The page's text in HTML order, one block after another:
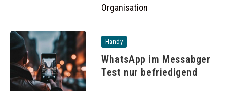
Organisation
Handy
WhatsApp im Messabger
Test nur befriedigend